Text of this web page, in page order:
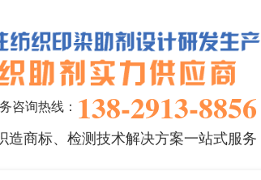
咨询热线： 138-2913-8856
造商标、检测技术解决方案一站式服务